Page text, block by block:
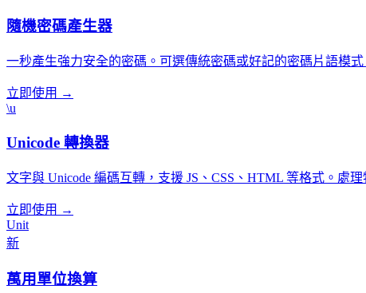
隨機密碼產生器
一秒產生強力安全的密碼。可選傳統密碼或好記的密碼片語模
立即使用 →
\u
Unicode 轉換器
文字與 Unicode 編碼互轉，支援 JS、CSS、HTML 等格式。處
立即使用 →
Unit
新
萬用單位換算